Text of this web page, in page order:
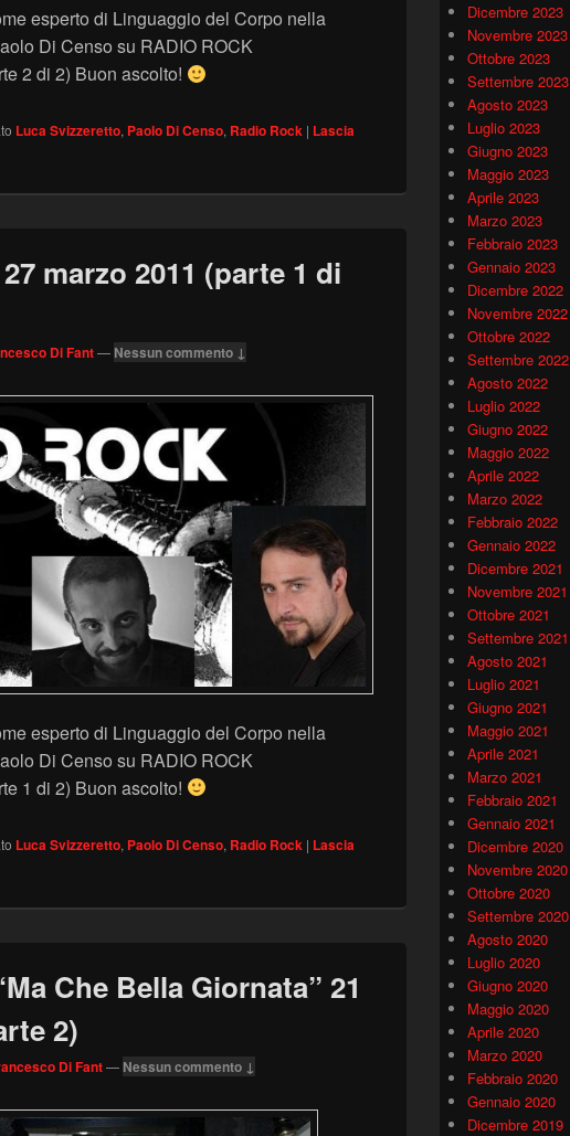
esperto di Linguaggio del Corpo nella
Di Censo su RADIO ROCK
2 di 2) Buon ascolto!
Luca Svizzeretto, Paolo Di Censo, Radio Rock | Lascia
marzo 2011 (parte 1 di
Di Fant— Nessun commento ↓
esperto di Linguaggio del Corpo nella
Di Censo su RADIO ROCK
1 di 2) Buon ascolto!
Luca Svizzeretto, Paolo Di Censo, Radio Rock | Lascia
Che Bella Giornata” 21
2)
Di Fant— Nessun commento ↓
Dicembre 2023
Novembre 2023
Ottobre 2023
Settembre 2023
Agosto 2023
Luglio 2023
Giugno 2023
Maggio 2023
Aprile 2023
Marzo 2023
Febbraio 2023
Gennaio 2023
Dicembre 2022
Novembre 2022
Ottobre 2022
Settembre 2022
Agosto 2022
Luglio 2022
Giugno 2022
Maggio 2022
Aprile 2022
Marzo 2022
Febbraio 2022
Gennaio 2022
Dicembre 2021
Novembre 2021
Ottobre 2021
Settembre 2021
Agosto 2021
Luglio 2021
Giugno 2021
Maggio 2021
Aprile 2021
Marzo 2021
Febbraio 2021
Gennaio 2021
Dicembre 2020
Novembre 2020
Ottobre 2020
Settembre 2020
Agosto 2020
Luglio 2020
Giugno 2020
Maggio 2020
Aprile 2020
Marzo 2020
Febbraio 2020
Gennaio 2020
Dicembre 2019